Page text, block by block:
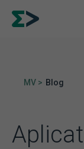
MV > Blog